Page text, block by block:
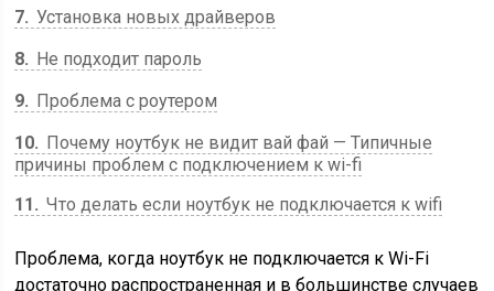
7 Установка новых драйверов
8
Не подходит пароль
9
Проблема с роутером
10
Почему ноутбук не видит вай фай — Типичные
причины проблем с подключением к wi-fi
11
Что делать если ноутбук не подключается к wifi
Проблема, когда ноутбук не подключается к Wi-Fi
достаточно распространенная и в большинстве случаев